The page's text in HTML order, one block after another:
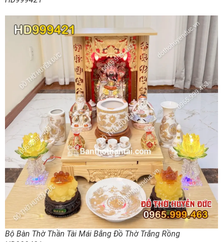
Bộ Bàn Thờ Thần Tài Mái Bằng Đồ Thờ Trắng Rồng